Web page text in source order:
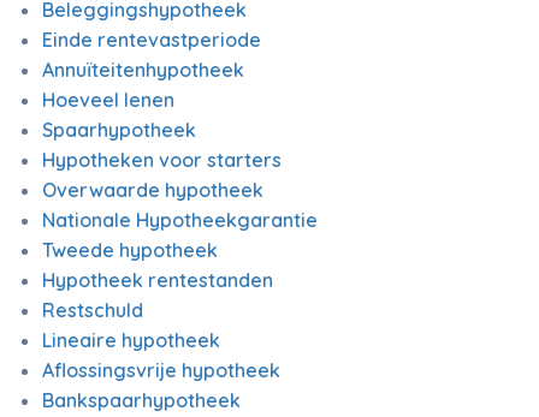
Beleggingshypotheek
Einde rentevastperiode
Annuïteitenhypotheek
Hoeveel lenen
Spaarhypotheek
Hypotheken voor starters
Overwaarde hypotheek
Nationale Hypotheekgarantie
Tweede hypotheek
Hypotheek rentestanden
Restschuld
Lineaire hypotheek
Aflossingsvrije hypotheek
Bankspaarhypotheek